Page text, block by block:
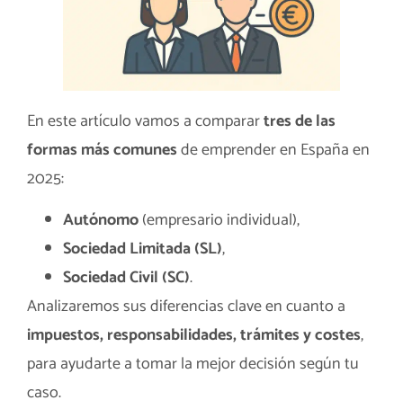
En este artículo vamos a comparartres de las
formas más comunesde emprender en España en
2025:
Autónomo(empresario individual),
Sociedad Limitada (SL),
Sociedad Civil (SC).
Analizaremos sus diferencias clave en cuanto a
impuestos, responsabilidades, trámites y costes,
para ayudarte a tomar la mejor decisión según tu
caso.